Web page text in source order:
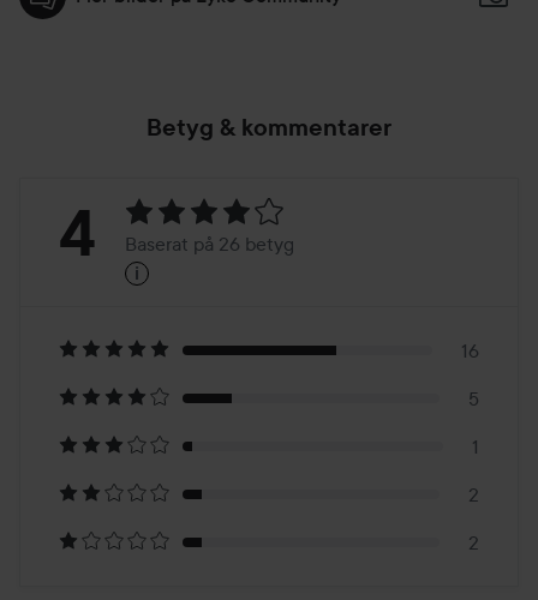
Betyg & kommentarer
Betyg:
Baserat
på
26
betyg
4 Baserat på 26 betyg
i
16
5
1
2
2